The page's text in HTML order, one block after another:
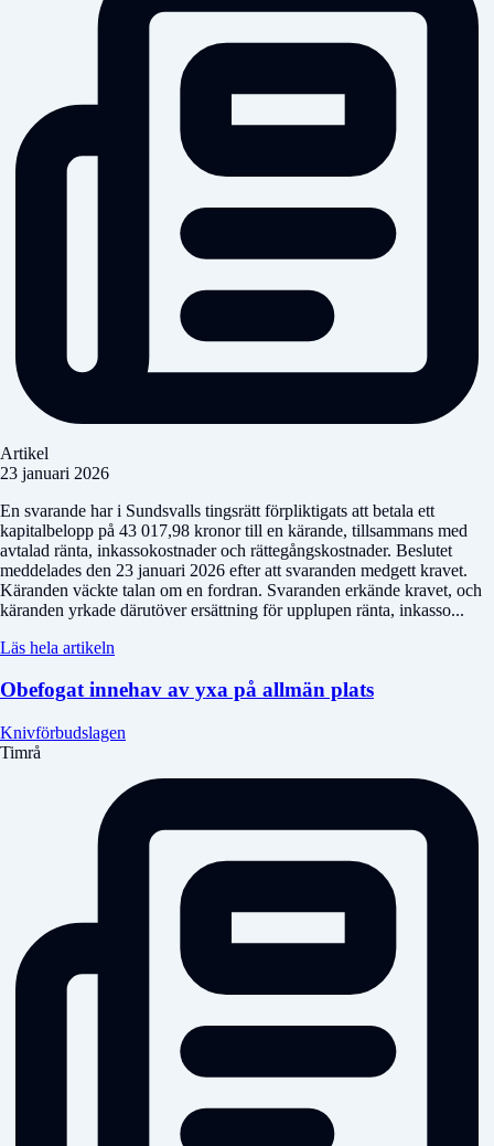
Artikel
23 januari 2026
En svarande har i Sundsvalls tingsrätt förpliktigats att betala ett
kapitalbelopp på 43 017,98 kronor till en kärande, tillsammans med
avtalad ränta, inkassokostnader och rättegångskostnader. Beslutet
meddelades den 23 januari 2026 efter att svaranden medgett kravet.
Käranden väckte talan om en fordran. Svaranden erkände kravet, och
käranden yrkade därutöver ersättning för upplupen ränta, inkasso...
Läs hela artikeln
Obefogat innehav av yxa på allmän plats
Knivförbudslagen
Timrå